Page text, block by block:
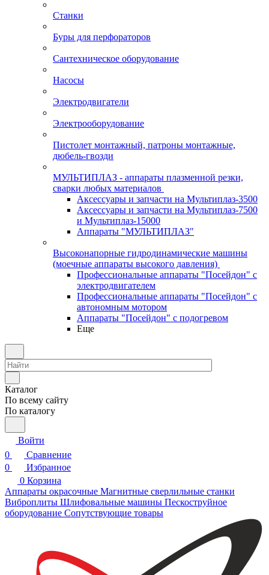
Станки
Буры для перфораторов
Сантехническое оборудование
Насосы
Электродвигатели
Электрооборудование
Пистолет монтажный, патроны монтажные,
дюбель-гвозди
МУЛЬТИПЛАЗ - аппараты плазменной резки,
сварки любых материалов
Аксессуары и запчасти на Мультиплаз-3500
Аксессуары и запчасти на Мультиплаз-7500
и Мультиплаз-15000
Аппараты "МУЛЬТИПЛАЗ"
Высоконапорные гидродинамические машины
(моечные аппараты высокого давления)
Профессиональные аппараты "Посейдон" с
электродвигателем
Профессиональные аппараты "Посейдон" с
автономным мотором
Аппараты "Посейдон" с подогревом
Еще
Каталог
По всему сайту
По каталогу
Войти
0
Сравнение
0
Избранное
0 Корзина
Аппараты окрасочные Магнитные сверлильные станки
Виброплиты Шлифовальные машины Пескоструйное
оборудование Сопутствующие товары